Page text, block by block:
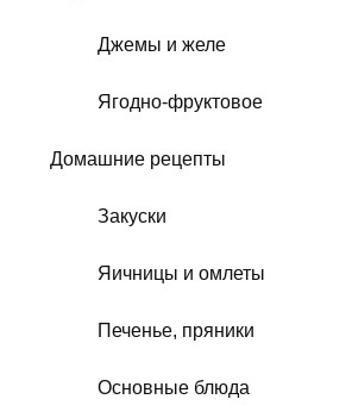
Джемы и желе
Ягодно-фруктовое
Домашние рецепты
Закуски
Яичницы и омлеты
Печенье, пряники
Основные блюда